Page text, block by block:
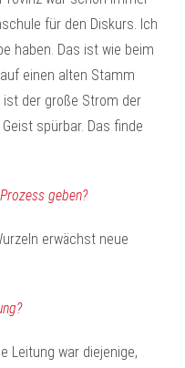
für den Diskurs. Ich
haben. Das ist wie beim
einen alten Stamm
der große Strom der
spürbar. Das finde
geben?
erwächst neue
Leitung war diejenige,